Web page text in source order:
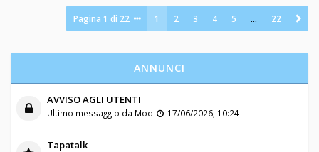
Pagina1 di 22 1 2 3 4 5 … 22
ANNUNCI
AVVISO AGLI UTENTI
Ultimo messaggio da Mod 17/06/2026, 10:24
Tapatalk